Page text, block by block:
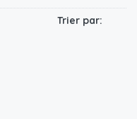
Trier par: